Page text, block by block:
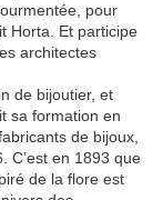
pour
Horta. Et participe
architectes
de bijoutier, et
sa formation en
de bijoux,
C’est en 1893 que
de la flore est